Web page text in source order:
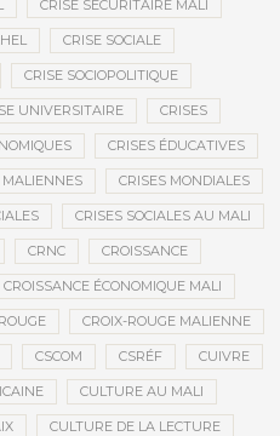
CRISE SÉCURITAIRE MALI
CRISE SOCIALE
CRISE SOCIOPOLITIQUE
UNIVERSITAIRE CRISES
CRISES ÉDUCATIVES
MALIENNES CRISES MONDIALES
CRISES SOCIALES AU MALI
CRNC CROISSANCE
CROISSANCE ÉCONOMIQUE MALI
CROIX-ROUGE MALIENNE
CSCOM CSRÉF CUIVRE
CULTURE AU MALI
CULTURE DE LA LECTURE